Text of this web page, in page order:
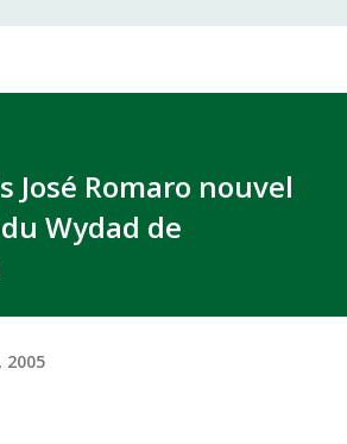
José Romaro nouvel
Wydad de
2005